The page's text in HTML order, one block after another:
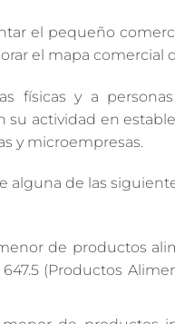
el pequeño
el mapa comercial
físicas y a
actividad en
y microempresas.
alguna de las
de productos
(Productos